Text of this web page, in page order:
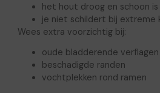
het hout droog en schoon is
je niet schildert bij extreme
Wees extra voorzichtig bij:
oude bladderende verflagen
beschadigde randen
vochtplekken rond ramen